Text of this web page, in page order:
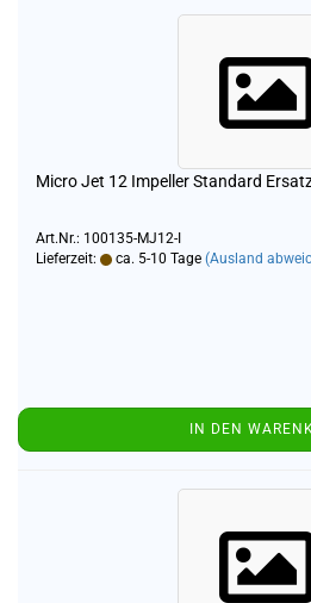
Micro Jet 12 Impeller Standard
Art.Nr.: 100135-MJ12-I
Lieferzeit:
ca. 5-10 Tage (Ausland
IN DEN